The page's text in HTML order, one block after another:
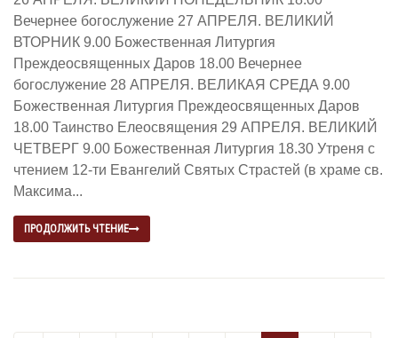
Вечернее богослужение 27 АПРЕЛЯ. ВЕЛИКИЙ
ВТОРНИК 9.00 Божественная Литургия
Преждеосвященных Даров 18.00 Вечернее
богослужение 28 АПРЕЛЯ. ВЕЛИКАЯ СРЕДА 9.00
Божественная Литургия Преждеосвященных Даров
18.00 Таинство Елеосвящения 29 АПРЕЛЯ. ВЕЛИКИЙ
ЧЕТВЕРГ 9.00 Божественная Литургия 18.30 Утреня с
чтением 12-ти Евангелий Святых Страстей (в храме св.
Максима...
ПРОДОЛЖИТЬ ЧТЕНИЕ